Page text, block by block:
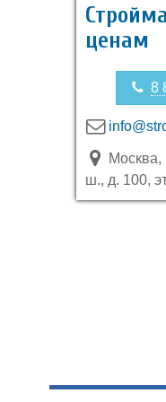
ценам
8
Москва,
ш., д. 100,